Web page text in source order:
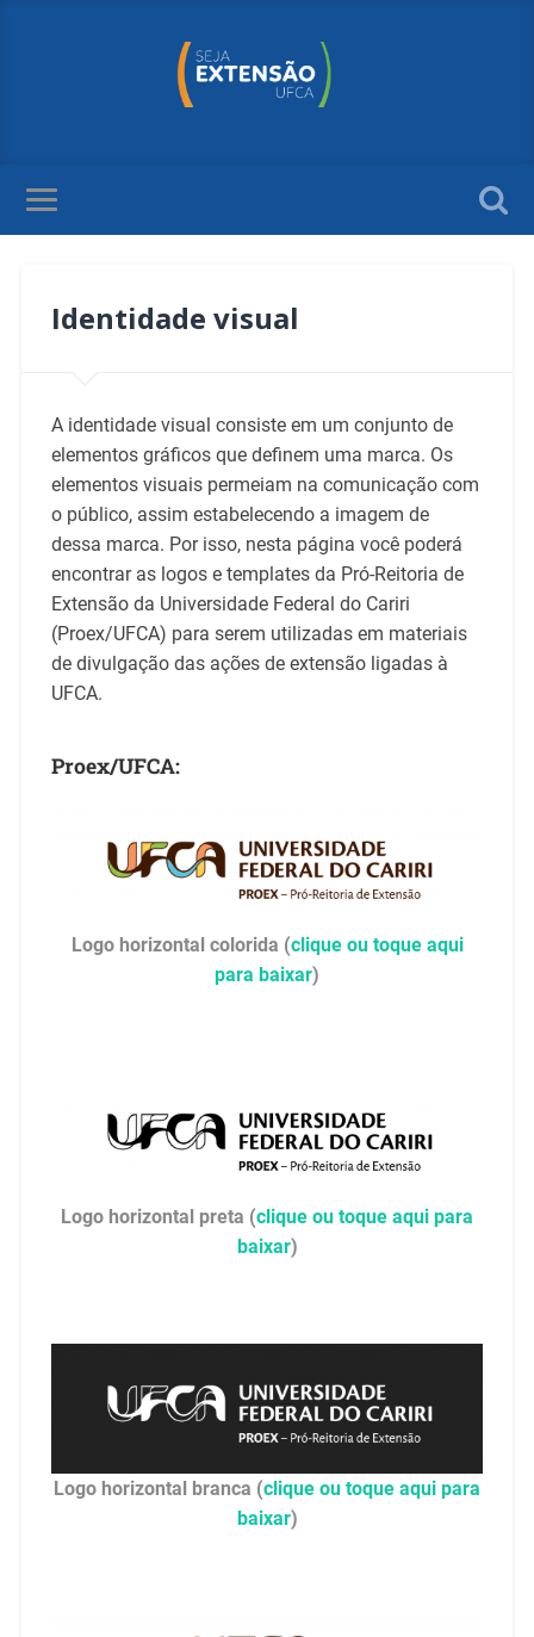
Identidade visual
A identidade visual consiste em um conjunto de
elementos gráficos que definem uma marca. Os
elementos visuais permeiam na comunicação com
o público, assim estabelecendo a imagem de
dessa marca. Por isso, nesta página você poderá
encontrar as logos e templates da Pró-Reitoria de
Extensão da Universidade Federal do Cariri
(Proex/UFCA) para serem utilizadas em materiais
de divulgação das ações de extensão ligadas à
UFCA.
Proex/UFCA:
Logo horizontal colorida (clique ou toque aqui
para baixar)
Logo horizontal preta (clique ou toque aqui para
baixar)
Logo horizontal branca (clique ou toque aqui para
baixar)